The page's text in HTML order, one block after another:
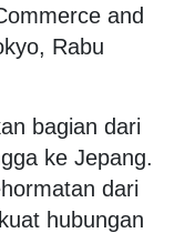
and
Rabu
bagian dari
ke Jepang.
dari
hubungan